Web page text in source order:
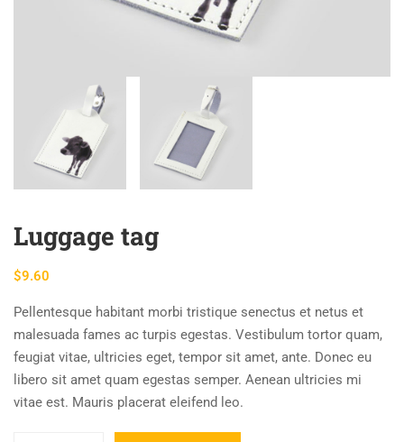
Luggage tag
$9.60
Pellentesque habitant morbi tristique senectus et netus et
malesuada fames ac turpis egestas. Vestibulum tortor quam,
feugiat vitae, ultricies eget, tempor sit amet, ante. Donec eu
libero sit amet quam egestas semper. Aenean ultricies mi
vitae est. Mauris placerat eleifend leo.